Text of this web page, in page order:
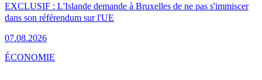
EXCLUSIF : L'Islande demande à Bruxelles de ne pas s'immiscer
dans son référendum sur l'UE
07.08.2026
ÉCONOMIE